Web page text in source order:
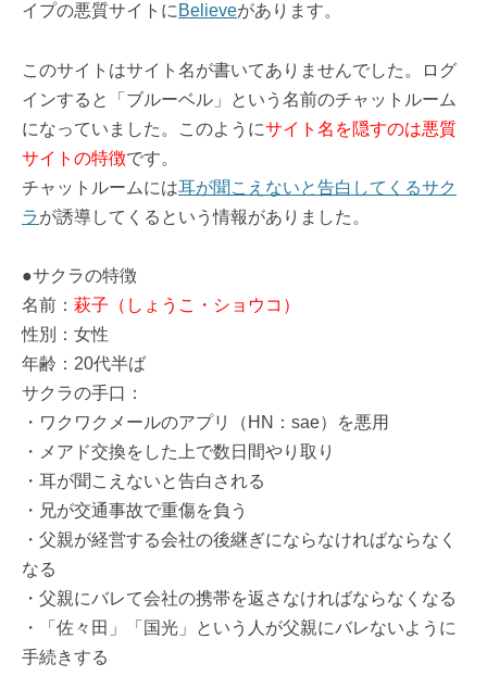
イプの悪質サイトにBelieveがあります。
このサイトはサイト名が書いてありませんでした。ログ
インすると「ブルーベル」という名前のチャットルーム
になっていました。このようにサイト名を隠すのは悪質
サイトの特徴です。
チャットルームには耳が聞こえないと告白してくるサク
ラが誘導してくるという情報がありました。
●サクラの特徴
名前： 萩子（しょうこ・ショウコ）
性別：女性
年齢：20代半ば
サクラの手口：
・ワクワクメールのアプリ（HN：sae）を悪用
・メアド交換をした上で数日間やり取り
・耳が聞こえないと告白される
・兄が交通事故で重傷を負う
・父親が経営する会社の後継ぎにならなければならなく
なる
・父親にバレて会社の携帯を返さなければならなくなる
・「佐々田」「国光」という人が父親にバレないように
手続きする